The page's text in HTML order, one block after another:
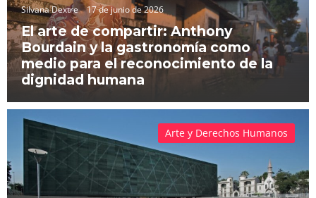
Silvana Dextre 17 de junio de 2026
El arte de compartir: Anthony
Bourdain y la gastronomía como
medio para el reconocimiento de la
dignidad humana
Arte y Derechos Humanos